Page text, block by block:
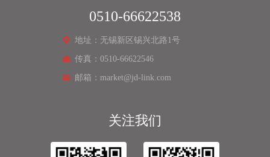
0510-66622538
地址：无锡新区锡兴北路1号
传真：0510-66622546
邮箱：market@jd-link.com
关注我们